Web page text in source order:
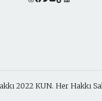
2022 KUN. Her Hakkı